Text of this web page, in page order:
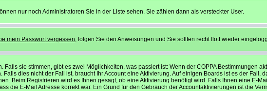
nur noch Administratoren Sie in der Liste sehen. Sie zählen dann als versteckter User.
mein Passwort vergessen, folgen Sie den Anweisungen und Sie sollten recht flott wieder
sie stimmen, gibt es zwei Möglichkeiten, was passiert ist: Wenn der COPPA Bestimmungen
dies nicht der Fall ist, braucht Ihr Account eine Aktivierung. Auf einigen Boards ist es der Fall,
Beim Registrieren wird es Ihnen gesagt, ob eine Aktivierung benötigt wird. Falls Ihnen eine E-
die E-Mail Adresse korrekt war. Ein Grund für den Gebrauch der Accountaktivierungen ist die